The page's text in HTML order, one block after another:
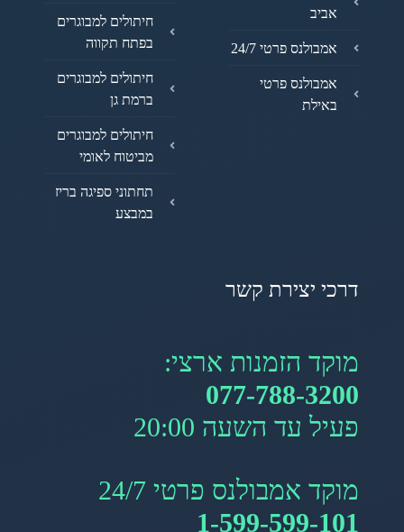
אביב
אמבולנס פרטי 24/7
אמבולנס פרטי
באילת
חיתולים למבוגרים
בפתח תקווה
חיתולים למבוגרים
ברמת גן
חיתולים למבוגרים
מביטוח לאומי
תחתוני ספיגה בריז
במבצע
דרכי יצירת קשר
מוקד הזמנות ארצי:
077-788-3200
פעיל עד השעה 20:00
מוקד אמבולנס פרטי 24/7
1-599-599-101